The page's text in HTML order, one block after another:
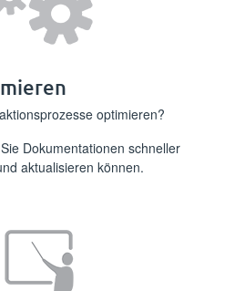
optimieren?
Dokumentationen schneller
aktualisieren können.